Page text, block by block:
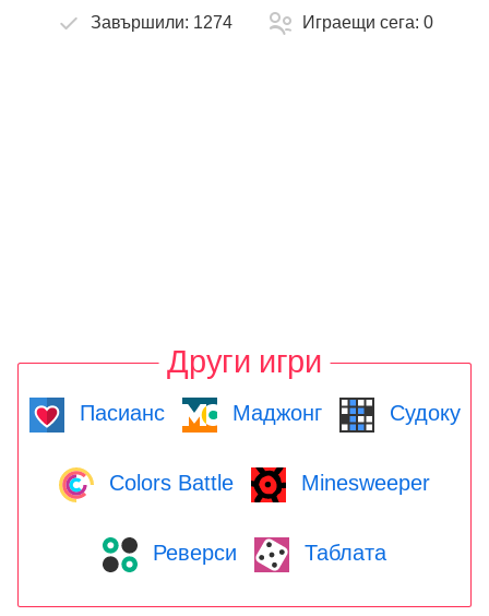
Завършили: 1274 Играещи сега: 0
Други игри
Пасианс Маджонг Судоку
Colors Battle Minesweeper
Реверси Таблата